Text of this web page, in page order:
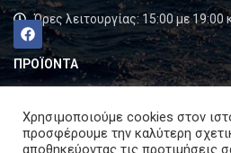
Ώρες λειτουργίας: 15:00 με 19:00
ΠΡΟΪΟΝΤΑ
Complete Solar Systems
Χρησιμοποιούμε cookies στον
προσφέρουμε την καλύτερη
αποθηκεύοντας τις προτιμήσεις